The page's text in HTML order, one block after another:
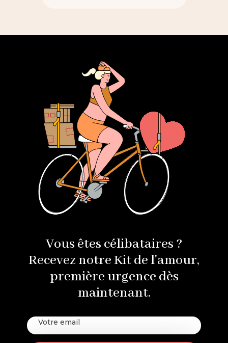
Vous êtes célibataires ?
Recevez notre Kit de l'amour,
première urgence dès
maintenant.